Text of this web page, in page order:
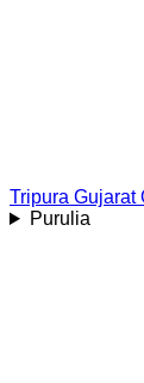
Tripura Gujarat
Purulia